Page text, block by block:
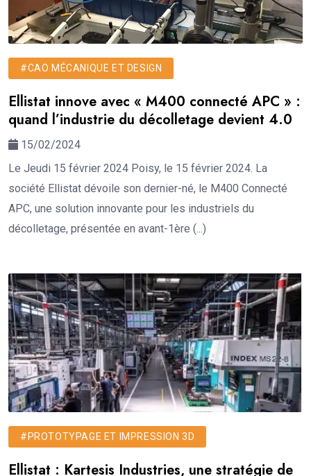
#CAO MÉCANIQUE ET DESIGN
Ellistat innove avec « M400 connecté APC » :
quand l’industrie du décolletage devient 4.0
15/02/2024
Le Jeudi 15 février 2024 Poisy, le 15 février 2024. La
société Ellistat dévoile son dernier-né, le M400 Connecté
APC, une solution innovante pour les industriels du
décolletage, présentée en avant-1ère (...)
#PROTOTYPAGE ET IMPRESSION 3D
Ellistat : Kartesis Industries, une stratégie de